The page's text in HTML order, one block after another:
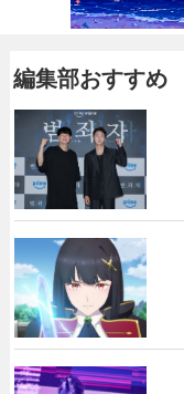
編集部おすすめ